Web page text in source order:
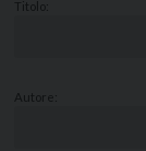
Titolo:
Autore: